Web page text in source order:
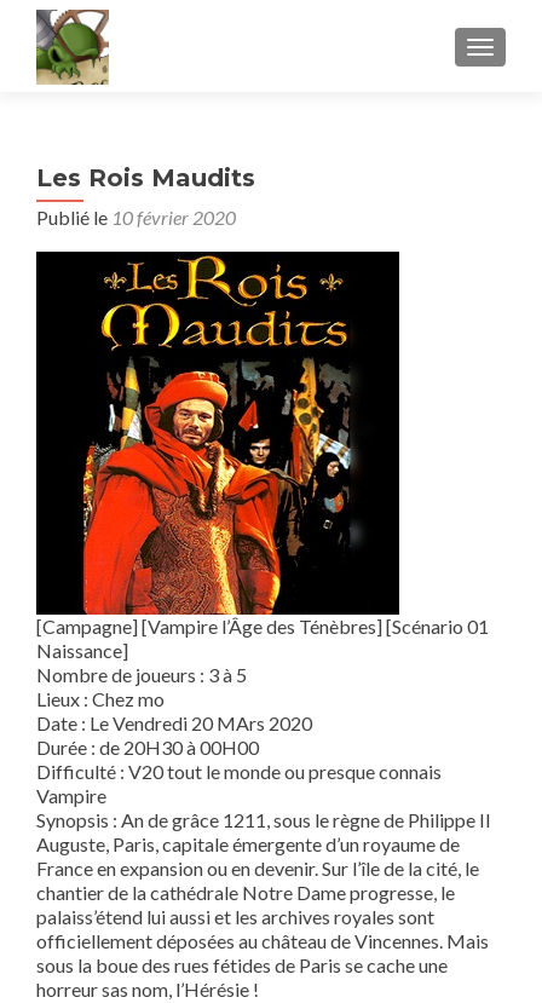
Les Rois Maudits
Publié le 10 février 2020
[Campagne] [Vampire l’Âge des Ténèbres] [Scénario 01
Naissance]
Nombre de joueurs : 3 à 5
Lieux : Chez mo
Date : Le Vendredi 20 MArs 2020
Durée : de 20H30 à 00H00
Difficulté : V20 tout le monde ou presque connais
Vampire
Synopsis : An de grâce 1211, sous le règne de Philippe II
Auguste, Paris, capitale émergente d’un royaume de
France en expansion ou en devenir. Sur l’île de la cité, le
chantier de la cathédrale Notre Dame progresse, le
palaiss’étend lui aussi et les archives royales sont
officiellement déposées au château de Vincennes. Mais
sous la boue des rues fétides de Paris se cache une
horreur sas nom, l’Hérésie !